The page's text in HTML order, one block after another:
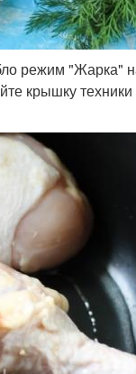
режим "Жарка"
крышку техники